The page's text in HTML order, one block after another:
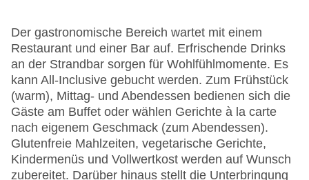
Zahlungsarten: American Express, Mastercard,
Visa
Landeskategorie: 3 Sterne
Der gastronomische Bereich wartet mit einem
Restaurant und einer Bar auf. Erfrischende Drinks
an der Strandbar sorgen für Wohlfühlmomente. Es
kann All-Inclusive gebucht werden. Zum Frühstück
(warm), Mittag- und Abendessen bedienen sich die
Gäste am Buffet oder wählen Gerichte à la carte
nach eigenem Geschmack (zum Abendessen).
Glutenfreie Mahlzeiten, vegetarische Gerichte,
Kindermenüs und Vollwertkost werden auf Wunsch
zubereitet. Darüber hinaus stellt die Unterbringung